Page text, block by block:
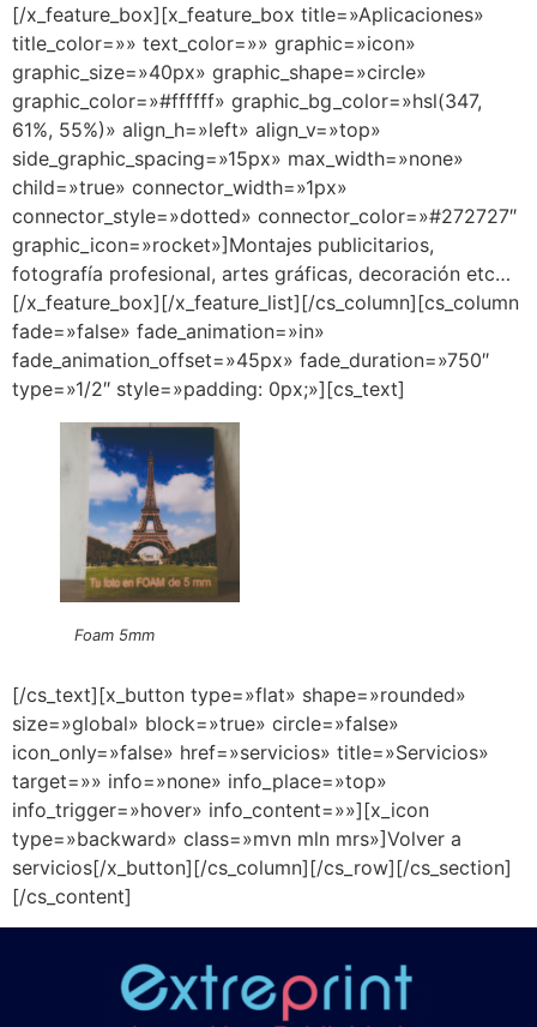
[/x_feature_box][x_feature_box title=»Aplicaciones»
title_color=»» text_color=»» graphic=»icon»
graphic_size=»40px» graphic_shape=»circle»
graphic_color=»#ffffff» graphic_bg_color=»hsl(347,
61%, 55%)» align_h=»left» align_v=»top»
side_graphic_spacing=»15px» max_width=»none»
child=»true» connector_width=»1px»
connector_style=»dotted» connector_color=»#272727″
graphic_icon=»rocket»]Montajes publicitarios,
fotografía profesional, artes gráficas, decoración etc…
[/x_feature_box][/x_feature_list][/cs_column][cs_column
fade=»false» fade_animation=»in»
fade_animation_offset=»45px» fade_duration=»750″
type=»1/2″ style=»padding: 0px;»][cs_text]
Foam 5mm
[/cs_text][x_button type=»flat» shape=»rounded»
size=»global» block=»true» circle=»false»
icon_only=»false» href=»servicios» title=»Servicios»
target=»» info=»none» info_place=»top»
info_trigger=»hover» info_content=»»][x_icon
type=»backward» class=»mvn mln mrs»]Volver a
servicios[/x_button][/cs_column][/cs_row][/cs_section]
[/cs_content]